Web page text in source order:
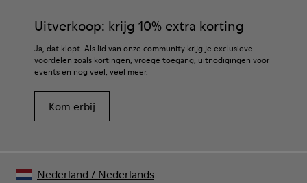
Uitverkoop: krijg 10% extra korting
Ja, dat klopt. Als lid van onze community krijg je exclusieve
voordelen zoals kortingen, vroege toegang, uitnodigingen voor
events en nog veel, veel meer.
Kom erbij
Nederland / Nederlands